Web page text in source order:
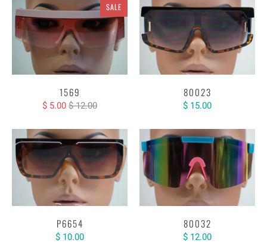
SALE
1569
$ 5.00 $ 12.00
80023
$ 15.00
P6654
$ 10.00
80032
$ 12.00